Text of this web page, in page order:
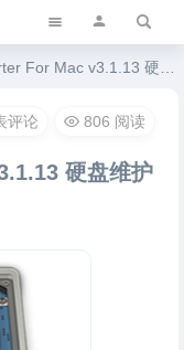
Mac v3.1.13 硬盘维护工具
硬盘维护
评论 806 阅读